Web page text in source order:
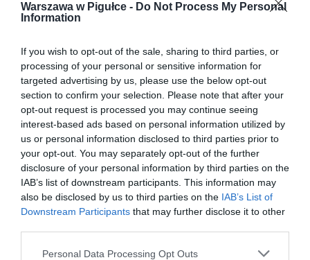
Warszawa w Pigułce - Do Not Process My Personal
Information
If you wish to opt-out of the sale, sharing to third parties, or
processing of your personal or sensitive information for
targeted advertising by us, please use the below opt-out
section to confirm your selection. Please note that after your
opt-out request is processed you may continue seeing
interest-based ads based on personal information utilized by
us or personal information disclosed to third parties prior to
your opt-out. You may separately opt-out of the further
disclosure of your personal information by third parties on the
IAB’s list of downstream participants. This information may
also be disclosed by us to third parties on the IAB’s List of
Downstream Participants that may further disclose it to other
Personal Data Processing Opt Outs